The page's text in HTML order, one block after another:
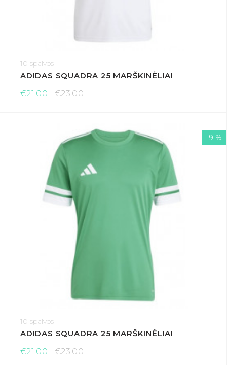
10 spalvos
ADIDAS SQUADRA 25 MARŠKINĖLIAI
€21.00
€23.00
10 spalvos
ADIDAS SQUADRA 25 MARŠKINĖLIAI
€21.00
€23.00
-9 %